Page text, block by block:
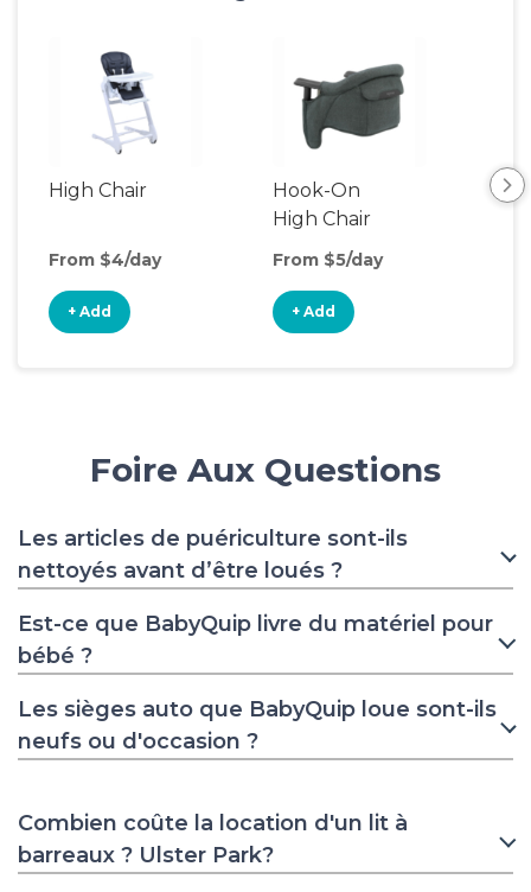
High Chair
From $4/day
+ Add
Hook-On
High Chair
From $5/day
+ Add
Foire Aux Questions
Les articles de puériculture sont-ils
nettoyés avant d’être loués ?
Est-ce que BabyQuip livre du matériel pour
bébé ?
Les sièges auto que BabyQuip loue sont-ils
neufs ou d'occasion ?
Combien coûte la location d'un lit à
barreaux ? Ulster Park?